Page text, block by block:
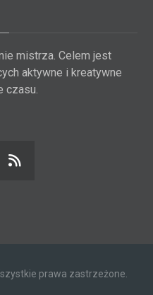
mistrza. Celem jest
aktywne i kreatywne
czasu.
prawa zastrzeżone.